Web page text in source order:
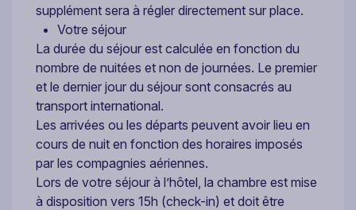
supplément sera à régler directement sur place.
Votre séjour
La durée du séjour est calculée en fonction du
nombre de nuitées et non de journées. Le premier
et le dernier jour du séjour sont consacrés au
transport international.
Les arrivées ou les départs peuvent avoir lieu en
cours de nuit en fonction des horaires imposés
par les compagnies aériennes.
Lors de votre séjour à l’hôtel, la chambre est mise
à disposition vers 15h (check-in) et doit être